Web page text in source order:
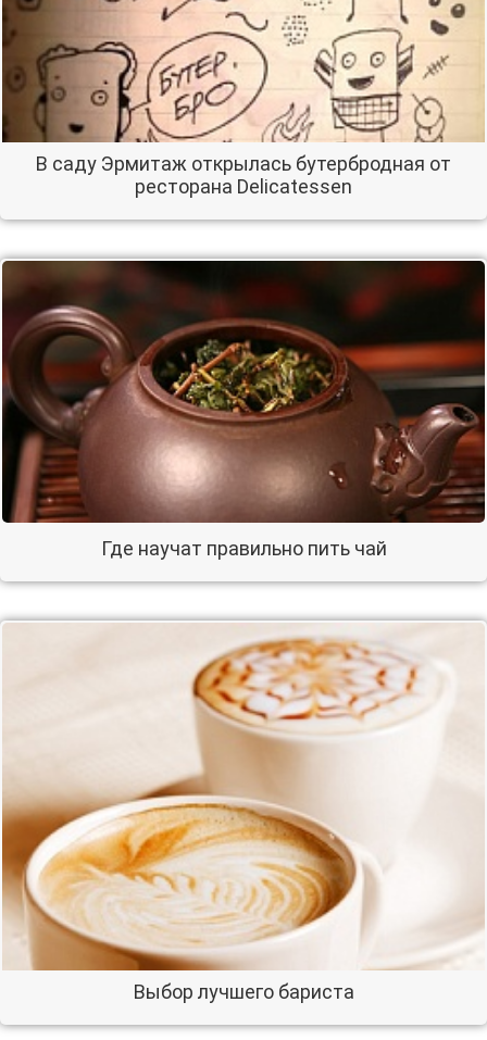
В саду Эрмитаж открылась бутербродная от
ресторана Delicatessen
Где научат правильно пить чай
Выбор лучшего бариста